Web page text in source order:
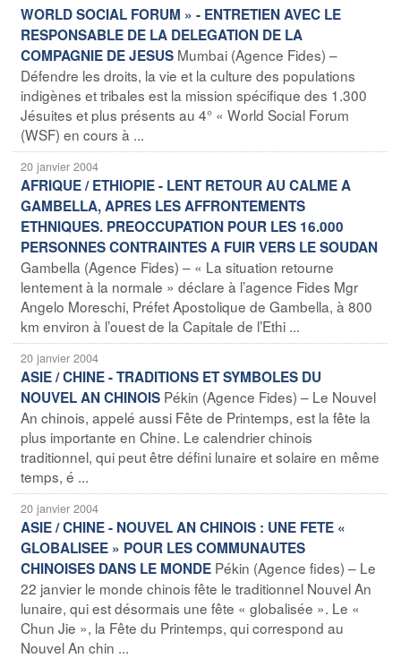
WORLD SOCIAL FORUM » - ENTRETIEN AVEC LE
RESPONSABLE DE LA DELEGATION DE LA
COMPAGNIE DE JESUS Mumbai (Agence Fides) –
Défendre les droits, la vie et la culture des populations
indigènes et tribales est la mission spécifique des 1.300
Jésuites et plus présents au 4° « World Social Forum
(WSF) en cours à ...
20 janvier 2004
AFRIQUE / ETHIOPIE - LENT RETOUR AU CALME A
GAMBELLA, APRES LES AFFRONTEMENTS
ETHNIQUES. PREOCCUPATION POUR LES 16.000
PERSONNES CONTRAINTES A FUIR VERS LE SOUDAN
Gambella (Agence Fides) – « La situation retourne
lentement à la normale » déclare à l’agence Fides Mgr
Angelo Moreschi, Préfet Apostolique de Gambella, à 800
km environ à l’ouest de la Capitale de l’Ethi ...
20 janvier 2004
ASIE / CHINE - TRADITIONS ET SYMBOLES DU
NOUVEL AN CHINOIS Pékin (Agence Fides) – Le Nouvel
An chinois, appelé aussi Fête de Printemps, est la fête la
plus importante en Chine. Le calendrier chinois
traditionnel, qui peut être défini lunaire et solaire en même
temps, é ...
20 janvier 2004
ASIE / CHINE - NOUVEL AN CHINOIS : UNE FETE «
GLOBALISEE » POUR LES COMMUNAUTES
CHINOISES DANS LE MONDE Pékin (Agence fides) – Le
22 janvier le monde chinois fête le traditionnel Nouvel An
lunaire, qui est désormais une fête « globalisée ». Le «
Chun Jie », la Fête du Printemps, qui correspond au
Nouvel An chin ...